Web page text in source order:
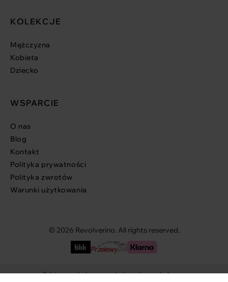
KOLEKCJE
Mężczyzna
Kobieta
Dziecko
WSPARCIE
O nas
Blog
Kontakt
Polityka prywatności
Polityka zwrotów
Warunki użytkowania
© 2026 Revolverino. All rights reserved.
Robimy cyrkularną modę. I modę - cyrkularną.